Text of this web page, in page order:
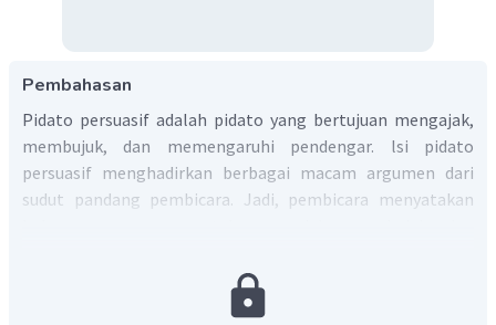
Pembahasan
Pidato persuasif adalah pidato yang bertujuan mengajak,
membujuk, dan memengaruhi pendengar. lsi pidato
persuasif menghadirkan berbagai macam argumen dari
sudut pandang pembicara. Jadi, pembicara menyatakan
Pidato persuasif memiliki kaidah kebahasaan yang harus